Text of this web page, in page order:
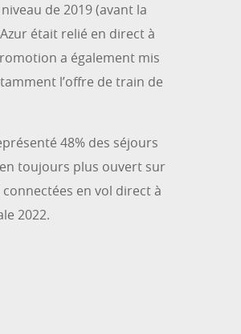
de 2019 (avant la
était relié en direct à
a également mis
l’offre de train de
48% des séjours
toujours plus ouvert sur
en vol direct à
2022.